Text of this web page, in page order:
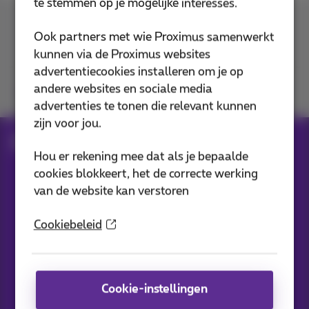
te stemmen op je mogelijke interesses.
Ook partners met wie Proximus samenwerkt
kunnen via de Proximus websites
advertentiecookies installeren om je op
andere websites en sociale media
advertenties te tonen die relevant kunnen
zijn voor jou.
Hou er rekening mee dat als je bepaalde
cookies blokkeert, het de correcte werking
van de website kan verstoren
Cookiebeleid
Cookie-instellingen
Contacteer ons
Je vindt ons op
Nieuwtjes direct in je inbox